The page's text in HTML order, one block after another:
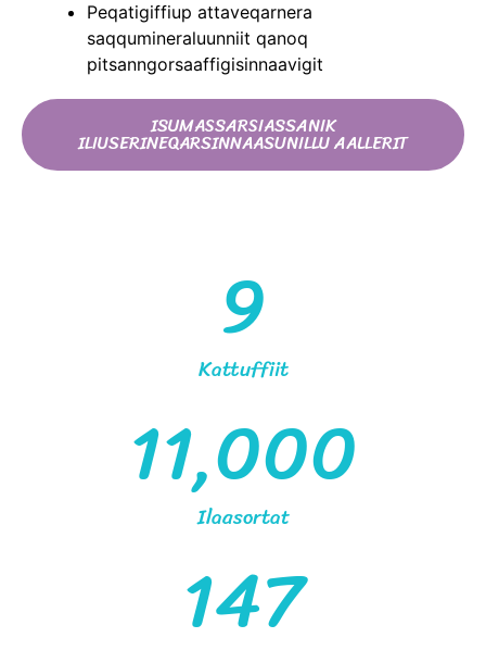
Peqatigiffiup attaveqarnera
saqqumineraluunniit qanoq
pitsanngorsaaffigisinnaavigit
ISUMASSARSIASSANIK
ILIUSERINEQARSINNAASUNILLU AALLERIT
Kattuffiit
9
Ilaasortat
11,000
147